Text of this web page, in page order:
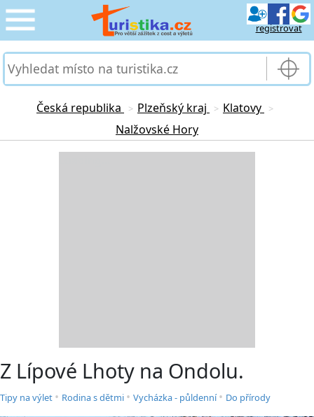
registrovat
CESTOVÁNÍ
SLUŽBY & DOPRAVA
Česká republika > Plzeňský kraj > Klatovy >
Nalžovské Hory
Z Lípové Lhoty na Ondolu.
Tipy na výlet • Rodina s dětmi • Vycházka - půldenní• Do přírody